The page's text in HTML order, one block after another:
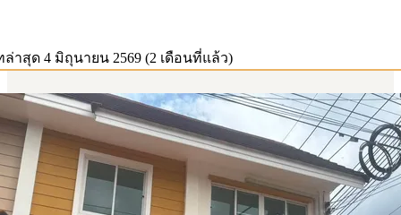
ล่าสุด 4 มิถุนายน 2569 (2 เดือนที่แล้ว)